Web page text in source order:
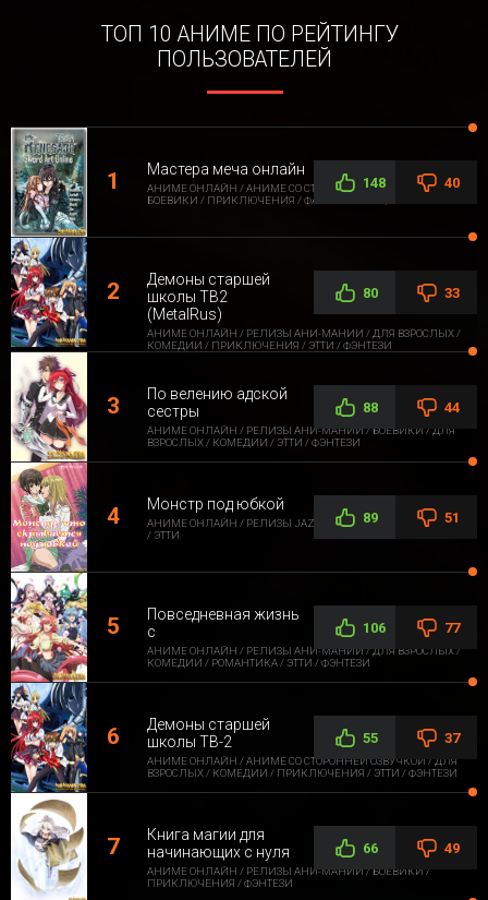
ТОП 10 АНИМЕ ПО РЕЙТИНГУ
ПОЛЬЗОВАТЕЛЕЙ
Мастера меча онлайн
АНИМЕ ОНЛАЙН / АНИМЕ СО СТОРОННЕЙ ОЗВУЧКОЙ /
БОЕВИКИ / ПРИКЛЮЧЕНИЯ / ФАНТАСТИКА / ФЭНТЕЗИ
148 40
Демоны старшей
школы ТВ2
(MetalRus)
АНИМЕ ОНЛАЙН / РЕЛИЗЫ АНИ-МАНИИ / ДЛЯ ВЗРОСЛЫХ /
КОМЕДИИ / ПРИКЛЮЧЕНИЯ / ЭТТИ / ФЭНТЕЗИ
80 33
По велению адской
сестры
АНИМЕ ОНЛАЙН / РЕЛИЗЫ АНИ-МАНИИ / БОЕВИКИ / ДЛЯ
ВЗРОСЛЫХ / КОМЕДИИ / ЭТТИ / ФЭНТЕЗИ
88 44
Монстр под юбкой
АНИМЕ ОНЛАЙН / РЕЛИЗЫ JAZZWAY ANIME / ДЛЯ ВЗРОСЛЫХ
/ ЭТТИ
89 51
Повседневная жизнь
с
АНИМЕ ОНЛАЙН / РЕЛИЗЫ АНИ-МАНИИ / ДЛЯ ВЗРОСЛЫХ /
КОМЕДИИ / РОМАНТИКА / ЭТТИ / ФЭНТЕЗИ
106 77
Демоны старшей
школы ТВ-2
АНИМЕ ОНЛАЙН / АНИМЕ СО СТОРОННЕЙ ОЗВУЧКОЙ / ДЛЯ
ВЗРОСЛЫХ / КОМЕДИИ / ПРИКЛЮЧЕНИЯ / ЭТТИ / ФЭНТЕЗИ
55 37
Книга магии для
начинающих с нуля
АНИМЕ ОНЛАЙН / РЕЛИЗЫ АНИ-МАНИИ / БОЕВИКИ /
ПРИКЛЮЧЕНИЯ / ФЭНТЕЗИ
66 49